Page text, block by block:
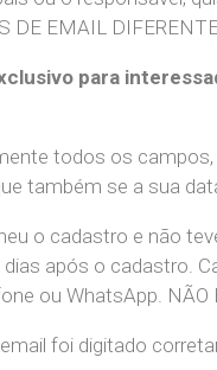
DE EMAIL
para
todos os campos,
também se a sua
o cadastro e não
após o cadastro.
ou WhatsApp. NÃO
foi digitado